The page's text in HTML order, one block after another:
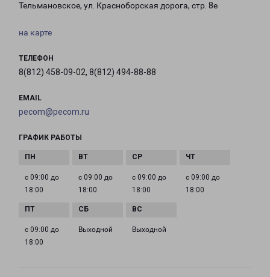
Тельмановское, ул. Красноборская дорога, стр. 8е
на карте
ТЕЛЕФОН
8(812) 458-09-02, 8(812) 494-88-88
EMAIL
pecom@pecom.ru
ГРАФИК РАБОТЫ
с 09:00 до
18:00
с 09:00 до
18:00
с 09:00 до
18:00
с 09:00 до
18:00
с 09:00 до
18:00
Выходной Выходной